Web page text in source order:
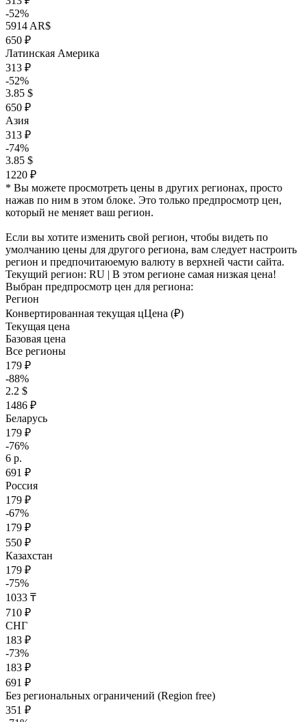
-52%
5914 AR$
650 ₽
Латинская Америка
313 ₽
-52%
3.85 $
650 ₽
Азия
313 ₽
-74%
3.85 $
1220 ₽
* Вы можете просмотреть цены в других регионах, просто
нажав по ним в этом блоке. Это только предпросмотр цен,
который не меняет ваш регион.
Если вы хотите изменить свой регион, чтобы видеть по
умолчанию цены для другого региона, вам следует настроить
регион и предпочитаюемую валюту в верхней части сайта.
Текущий регион: RU | В этом регионе самая низкая цена!
Выбран предпросмотр цен для региона:
Регион
Конвертированная текущая цЦена (₽)
Текущая цена
Базовая цена
Все регионы
179 ₽
-88%
2.2 $
1486 ₽
Беларусь
179 ₽
-76%
6 р.
691 ₽
Россия
179 ₽
-67%
179 ₽
550 ₽
Казахстан
179 ₽
-75%
1033 ₸
710 ₽
СНГ
183 ₽
-73%
183 ₽
691 ₽
Без региональных ограничений (Region free)
351 ₽